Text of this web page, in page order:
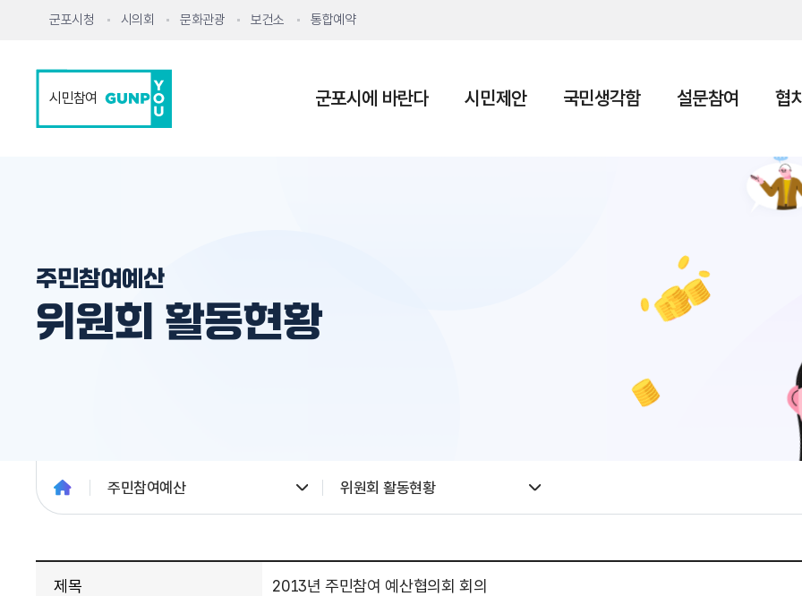
군포시청 시의회 문화관광 보건소 통합예약
시민참여 군포시에 바란다 시민제안 국민생각함 설문참여 협
주민참여예산
위원회 활동현황
주민참여예산 위원회 활동현황
제목 2013년 주민참여 예산협의회 회의